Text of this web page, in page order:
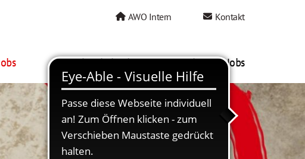
AWO Intern Kontakt
AWO als Arbeitgeber Mein AWO Jobs